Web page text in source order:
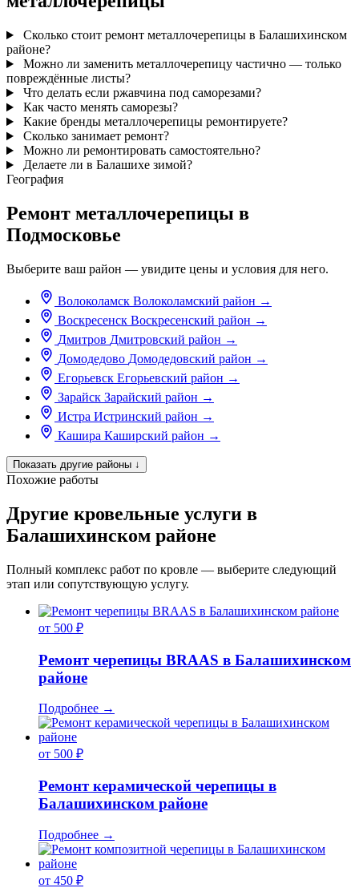
Сколько стоит ремонт металлочерепицы в Балашихинском
районе?
Можно ли заменить металлочерепицу частично — только
повреждённые листы?
Что делать если ржавчина под саморезами?
Как часто менять саморезы?
Какие бренды металлочерепицы ремонтируете?
Сколько занимает ремонт?
Можно ли ремонтировать самостоятельно?
Делаете ли в Балашихе зимой?
География
Ремонт металлочерепицы в
Подмосковье
Выберите ваш район — увидите цены и условия для него.
Волоколамск Волоколамский район →
Воскресенск Воскресенский район →
Дмитров Дмитровский район →
Домодедово Домодедовский район →
Егорьевск Егорьевский район →
Зарайск Зарайский район →
Истра Истринский район →
Кашира Каширский район →
Показать другие районы ↓
Похожие работы
Другие кровельные услуги в
Балашихинском районе
Полный комплекс работ по кровле — выберите следующий
этап или сопутствующую услугу.
от 500 ₽
Ремонт черепицы BRAAS в Балашихинском
районе
Подробнее →
от 500 ₽
Ремонт керамической черепицы в
Балашихинском районе
Подробнее →
от 450 ₽